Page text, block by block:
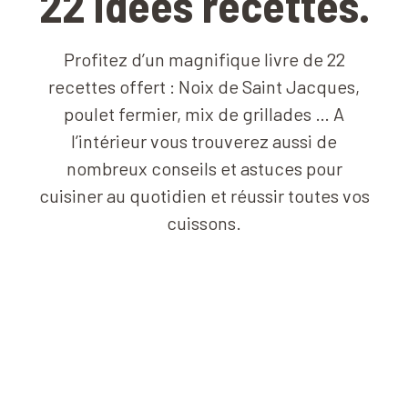
Profitez d’un magnifique livre de 22
recettes offert : Noix de Saint Jacques,
poulet fermier, mix de grillades … A
l’intérieur vous trouverez aussi de
nombreux conseils et astuces pour
cuisiner au quotidien et réussir toutes vos
cuissons.